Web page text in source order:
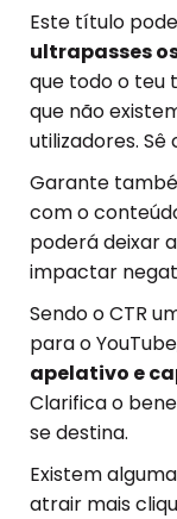
Este título
ultrapasses
que todo o teu
que não
utilizadores. Sê
Garante
com o
poderá deixar
impactar
Sendo o CTR
para o
apelativo e
Clarifica o
se destina.
Existem
atrair mais